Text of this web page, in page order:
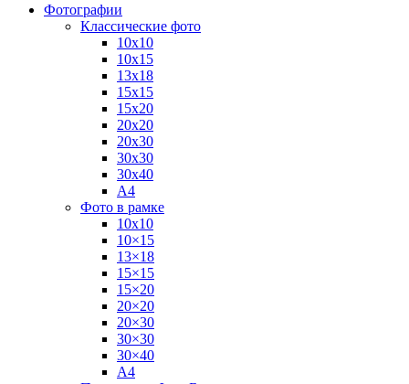
Фотографии
Классические фото
10х10
10х15
13х18
15х15
15х20
20х20
20х30
30х30
30х40
А4
Фото в рамке
10х10
10×15
13×18
15×15
15×20
20×20
20×30
30×30
30×40
A4